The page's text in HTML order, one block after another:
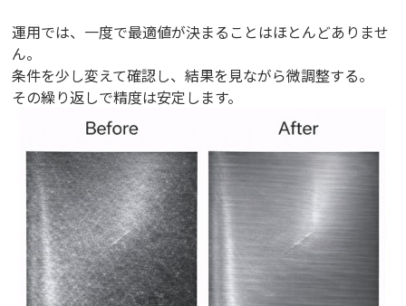
運用では、一度で最適値が決まることはほとんどありませ
ん。
条件を少し変えて確認し、結果を見ながら微調整する。
その繰り返しで精度は安定します。